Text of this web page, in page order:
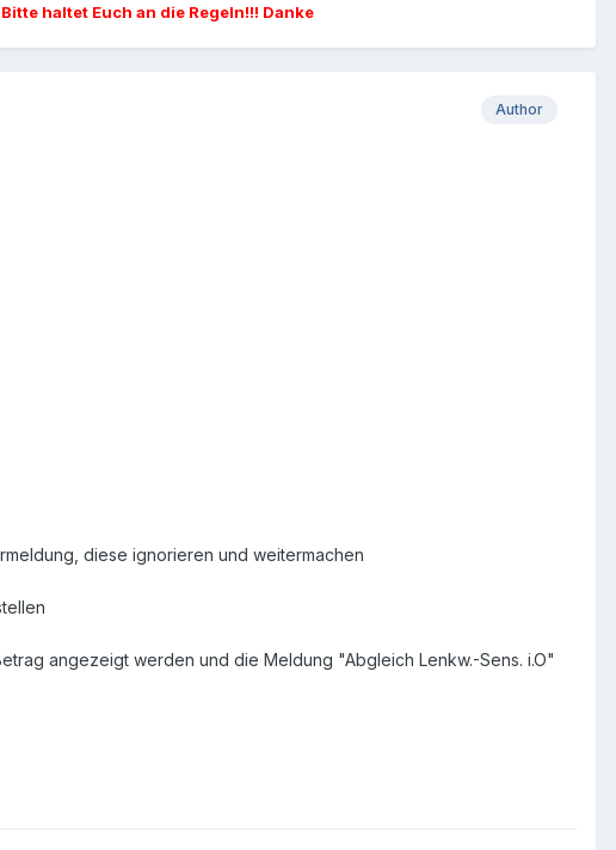
haltet Euch an die Regeln!!! Danke
Author
diese ignorieren und weitermachen
angezeigt werden und die Meldung "Abgleich Lenkw.-Sens. i.O"